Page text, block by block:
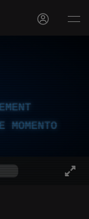
MOMENTO